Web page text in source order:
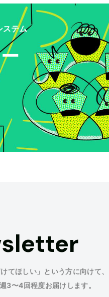
ステム
てほしい」という方に向けて、
3〜4回程度お届けします。